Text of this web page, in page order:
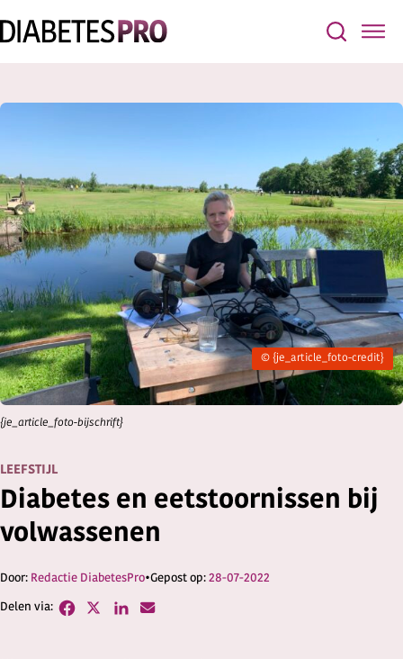
Diabetes en eetstoornissen bij
volwassenen
Redactie DiabetesPro 28-07-2022
© {je_article_foto-credit}
{je_article_foto-bijschrift}
LEEFSTIJL